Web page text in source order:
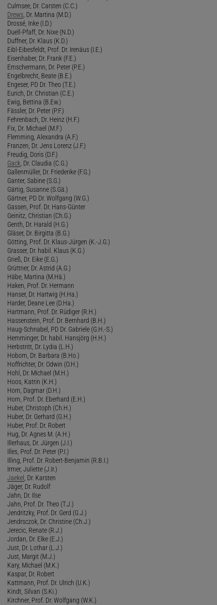
Culmsee, Dr. Carsten (C.C.)
Drews , Dr. Martina (M.D.)
Drossé, Inke (I.D.)
Duell-Pfaff, Dr. Nixe (N.D.)
Duffner, Dr. Klaus (K.D.)
Eibl-Eibesfeldt, Prof. Dr. Irenäus (I.E.)
Eisenhaber, Dr. Frank (F.E.)
Emschermann, Dr. Peter (P.E.)
Engelbrecht, Beate (B.E.)
Engeser, PD Dr. Theo (T.E.)
Eurich, Dr. Christian (C.E.)
Ewig, Bettina (B.Ew.)
Fässler, Dr. Peter (P.F.)
Fehrenbach, Dr. Heinz (H.F.)
Fix, Dr. Michael (M.F.)
Flemming, Alexandra (A.F.)
Franzen, Dr. Jens Lorenz (J.F.)
Freudig, Doris (D.F.)
Gack , Dr. Claudia (C.G.)
Gallenmüller, Dr. Friederike (F.G.)
Ganter, Sabine (S.G.)
Gärtig, Susanne (S.Gä.)
Gärtner, PD Dr. Wolfgang (W.G.)
Gassen, Prof. Dr. Hans-Günter
Geinitz, Christian (Ch.G.)
Genth, Dr. Harald (H.G.)
Gläser, Dr. Birgitta (B.G.)
Götting, Prof. Dr. Klaus-Jürgen (K.-J.G.)
Grasser, Dr. habil. Klaus (K.G.)
Grieß, Dr. Eike (E.G.)
Grüttner, Dr. Astrid (A.G.)
Häbe, Martina (M.Hä.)
Haken, Prof. Dr. Hermann
Hanser, Dr. Hartwig (H.Ha.)
Harder, Deane Lee (D.Ha.)
Hartmann, Prof. Dr. Rüdiger (R.H.)
Hassenstein, Prof. Dr. Bernhard (B.H.)
Haug-Schnabel, PD Dr. Gabriele (G.H.-S.)
Hemminger, Dr. habil. Hansjörg (H.H.)
Herbstritt, Dr. Lydia (L.H.)
Hobom, Dr. Barbara (B.Ho.)
Hoffrichter, Dr. Odwin (O.H.)
Hohl, Dr. Michael (M.H.)
Hoos, Katrin (K.H.)
Horn, Dagmar (D.H.)
Horn, Prof. Dr. Eberhard (E.H.)
Huber, Christoph (Ch.H.)
Huber, Dr. Gerhard (G.H.)
Huber, Prof. Dr. Robert
Hug, Dr. Agnes M. (A.H.)
Illerhaus, Dr. Jürgen (J.I.)
Illes, Prof. Dr. Peter (P.I.)
Illing, Prof. Dr. Robert-Benjamin (R.B.I.)
Irmer, Juliette (J.Ir.)
Jaekel , Dr. Karsten
Jäger, Dr. Rudolf
Jahn, Dr. Ilse
Jahn, Prof. Dr. Theo (T.J.)
Jendritzky, Prof. Dr. Gerd (G.J.)
Jendrsczok, Dr. Christine (Ch.J.)
Jerecic, Renate (R.J.)
Jordan, Dr. Elke (E.J.)
Just, Dr. Lothar (L.J.)
Just, Margit (M.J.)
Kary, Michael (M.K.)
Kaspar, Dr. Robert
Kattmann, Prof. Dr. Ulrich (U.K.)
Kindt, Silvan (S.Ki.)
Kirchner, Prof. Dr. Wolfgang (W.K.)